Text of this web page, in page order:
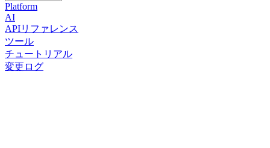
Platform
AI
APIリファレンス
ツール
チュートリアル
変更ログ